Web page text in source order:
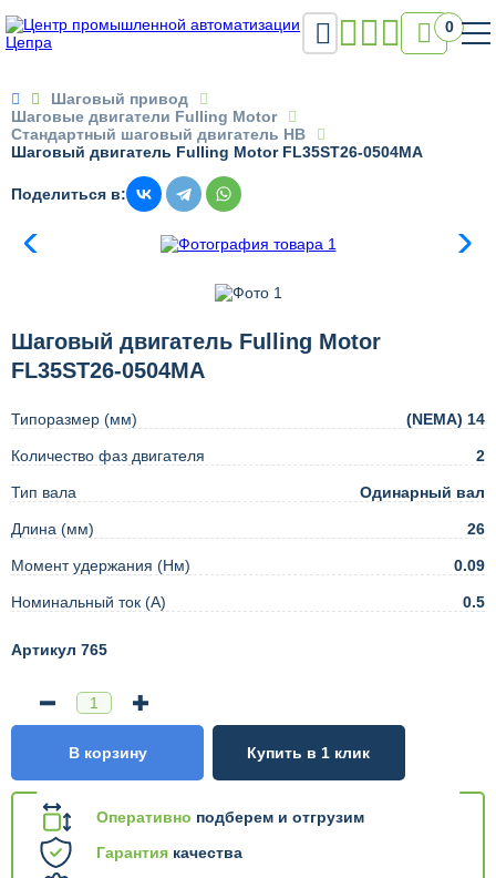
 0

Шаговый привод
Шаговые двигатели Fulling Motor
Стандартный шаговый двигатель HB
Шаговый двигатель Fulling Motor FL35ST26-0504MA
Поделиться в:
Шаговый двигатель Fulling Motor
FL35ST26-0504MA
Типоразмер (мм) (NEMA) 14
Количество фаз двигателя 2
Тип вала Одинарный вал
Длина (мм) 26
Момент удержания (Нм) 0.09
Номинальный ток (А) 0.5
Артикул 765
Оперативно подберем и отгрузим
Гарантия качества
В корзину Купить в 1 клик